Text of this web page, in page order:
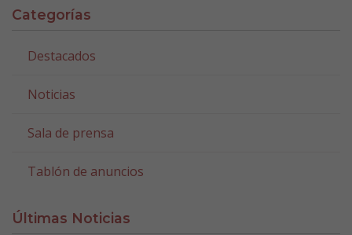
Categorías
Destacados
Noticias
Sala de prensa
Tablón de anuncios
Últimas Noticias